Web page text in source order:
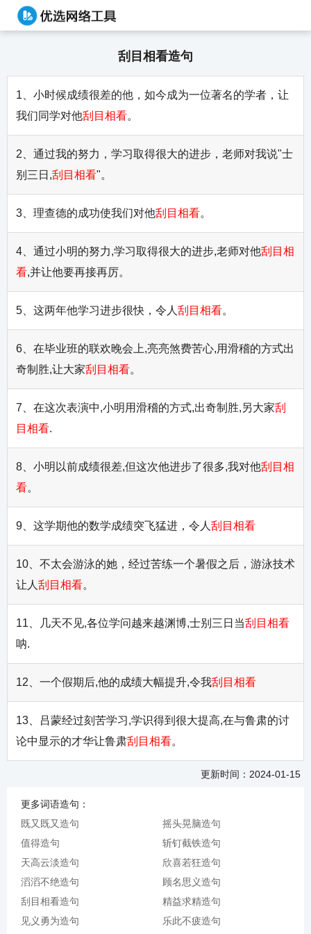
刮目相看造句
1、小时候成绩很差的他，如今成为一位著名的学者，让
我们同学对他刮目相看。
2、通过我的努力，学习取得很大的进步，老师对我说"士
别三日,刮目相看"。
3、理查德的成功使我们对他刮目相看。
4、通过小明的努力,学习取得很大的进步,老师对他刮目相
看,并让他要再接再厉。
5、这两年他学习进步很快，令人 刮目相看。
6、在毕业班的联欢晚会上,亮亮煞费苦心,用滑稽的方式出
奇制胜,让大家刮目相看。
7、在这次表演中,小明用滑稽的方式,出奇制胜,另大家刮
目相看.
8、小明以前成绩很差,但这次他进步了很多,我对他刮目相
看。
9、这学期他的数学成绩突飞猛进，令人 刮目相看
10、不太会游泳的她，经过苦练一个暑假之后，游泳技术
让人 刮目相看。
11、几天不见,各位学问越来越渊博,士别三日当刮目相看
呐.
12、一个假期后,他的成绩大幅提升,令我刮目相看
13、吕蒙经过刻苦学习,学识得到很大提高,在与鲁肃的讨
论中显示的才华让鲁肃刮目相看。
更新时间：2024-01-15
更多词语造句：
既又既又造句
摇头晃脑造句
值得造句
斩钉截铁造句
天高云淡造句
欣喜若狂造句
滔滔不绝造句
顾名思义造句
刮目相看造句
精益求精造句
见义勇为造句
乐此不疲造句